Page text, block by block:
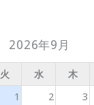
2026年9月
火 水 木
1 2 3